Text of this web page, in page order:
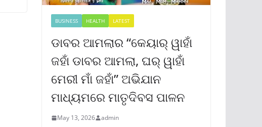
BUSINESS HEALTH LATEST
ଡାବର ଆମଲାର “କେୟାର୍ ୱାହାଁ
ଜହାଁ ଡାବର ଆମଲା, ଘର୍ ୱାହାଁ
ମେରୀ ମାଁ ଜହାଁ” ଅଭିଯାନ
ମାଧ୍ୟମରେ ମାତୃଦିବସ ପାଳନ
May 13, 2026 admin